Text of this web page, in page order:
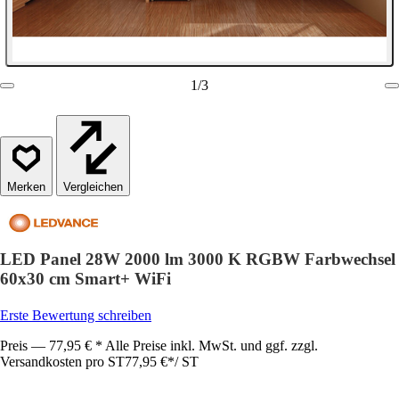
1/3
Vergleichen
LED Panel 28W 2000 lm 3000 K RGBW Farbwechsel
60x30 cm Smart+ WiFi
Erste Bewertung schreiben
Preis — 77,95 € * Alle Preise inkl. MwSt. und ggf. zzgl.
Versandkosten pro ST77,95 €*/ ST